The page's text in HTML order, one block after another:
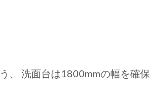
、 洗面台は1800mmの幅を確保